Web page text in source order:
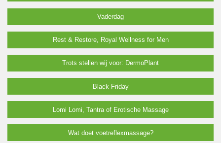
Vaderdag
Rest & Restore, Royal Wellness for Men
Trots stellen wij voor: DermoPlant
Black Friday
Lomi Lomi, Tantra of Erotische Massage
Wat doet voetreflexmassage?